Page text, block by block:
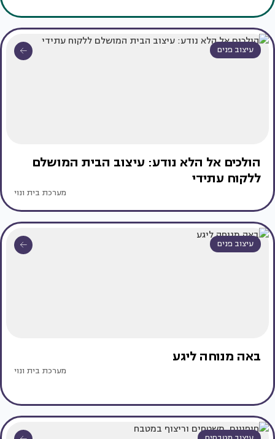
עיצוב פנים
הולכים אל הלא נודע: עיצוב הבית המושלם
ללקוח עתידי
מערכת בית ונוי
עיצוב פנים
באה מנוחה ליגע
מערכת בית ונוי